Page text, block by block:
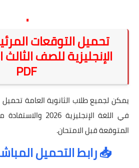
.
تحميل التوقعات
PDF
يمكن لجميع طلاب الثانوية العامة
في اللغة
المتوقعة قبل الامتحان.
📥 رابط التحميل